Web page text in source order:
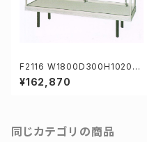
F2116 W1800D300H1020m
m業務用ガラスケース ショーケ
ース
¥162,870
同じカテゴリの商品